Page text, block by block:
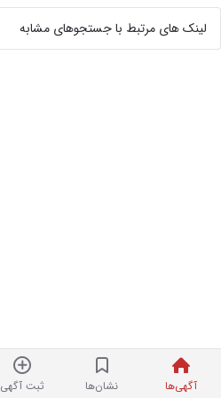
آگهی‌ها نشان‌ها ثبت آگهی
لینک های مرتبط با جستجوهای مشابه